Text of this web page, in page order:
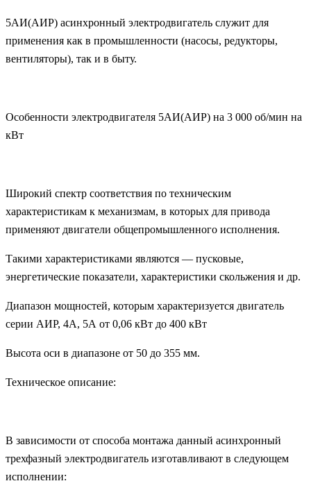
5АИ(АИР) асинхронный электродвигатель служит для
применения как в промышленности (насосы, редукторы,
вентиляторы), так и в быту.
Особенности электродвигателя 5АИ(АИР) на 3 000 об/мин на
кВт
Широкий спектр соответствия по техническим
характеристикам к механизмам, в которых для привода
применяют двигатели общепромышленного исполнения.
Такими характеристиками являются — пусковые,
энергетические показатели, характеристики скольжения и др.
Диапазон мощностей, которым характеризуется двигатель
серии АИР, 4А, 5А от 0,06 кВт до 400 кВт
Высота оси в диапазоне от 50 до 355 мм.
Техническое описание:
В зависимости от способа монтажа данный асинхронный
трехфазный электродвигатель изготавливают в следующем
исполнении: